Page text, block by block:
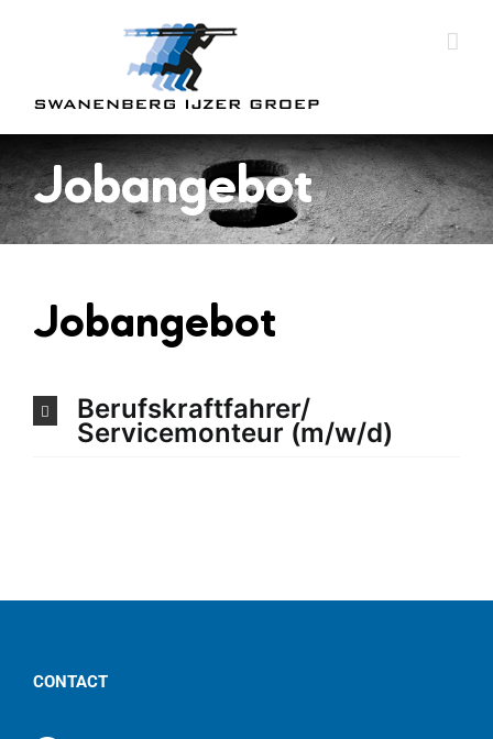
Jobangebot
Jobangebot
Berufskraftfahrer/
Servicemonteur (m/w/d)
CONTACT